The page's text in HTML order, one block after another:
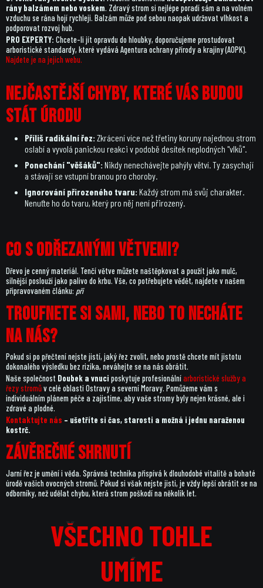
rány balzámem nebo voskem. Zdravý strom si nejlépe poradí sám a na volném
vzduchu se rána hojí rychleji. Balzám může pod sebou naopak udržovat vlhkost a
podporovat rozvoj hub.
PRO EXPERTY: Chcete-li jít opravdu do hloubky, doporučujeme prostudovat
arboristické standardy, které vydává Agentura ochrany přírody a krajiny (AOPK).
Najdete je na jejich webu.
Nejčastější chyby, které vás budou
stát úrodu
Příliš radikální řez:Zkrácení více než třetiny koruny najednou strom
oslabí a vyvolá panickou reakci v podobě desítek neplodných "vlků".
Ponechání "věšáků":Nikdy nenechávejte pahýly větví. Ty zasychají
a stávají se vstupní branou pro choroby.
Ignorování přirozeného tvaru:Každý strom má svůj charakter.
Nenuťte ho do tvaru, který pro něj není přirozený.
Co s odřezanými větvemi?
Dřevo je cenný materiál. Tenčí větve můžete naštěpkovat a použít jako mulč,
silnější poslouží jako palivo do krbu. Vše, co potřebujete vědět, najdete v našem
připravovaném článku: při
Troufnete si sami, nebo to necháte
na nás?
Pokud si po přečtení nejste jistí, jaký řez zvolit, nebo prostě chcete mít jistotu
dokonalého výsledku bez rizika, neváhejte se na nás obrátit.
Naše společnost Doubek a vnuci poskytuje profesionálníarboristické služby a
řezy stromův celé oblasti Ostravy a severní Moravy. Pomůžeme vám s
individuálním plánem péče a zajistíme, aby vaše stromy byly nejen krásné, ale i
zdravé a plodné.
Kontaktujte nás – ušetříte si čas, starosti a možná i jednu naraženou
kostrč.
Závěrečné shrnutí
Jarní řez je umění i věda. Správná technika přispívá k dlouhodobé vitalitě a bohaté
úrodě vašich ovocných stromů. Pokud si však nejste jisti, je vždy lepší obrátit se na
odborníky, než udělat chybu, která strom poškodí na několik let.
VŠECHNO TOHLE
VŠECHNO TOHLE
UMÍME
UMÍME